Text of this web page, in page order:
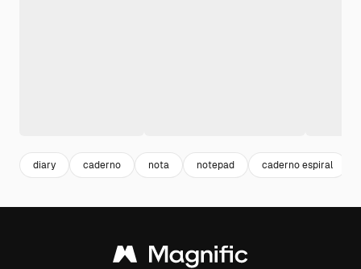
diary caderno nota notepad caderno espiral